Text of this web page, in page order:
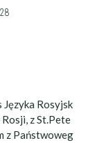
Języka Rosyjsk
z St.Pete
z Państwoweg